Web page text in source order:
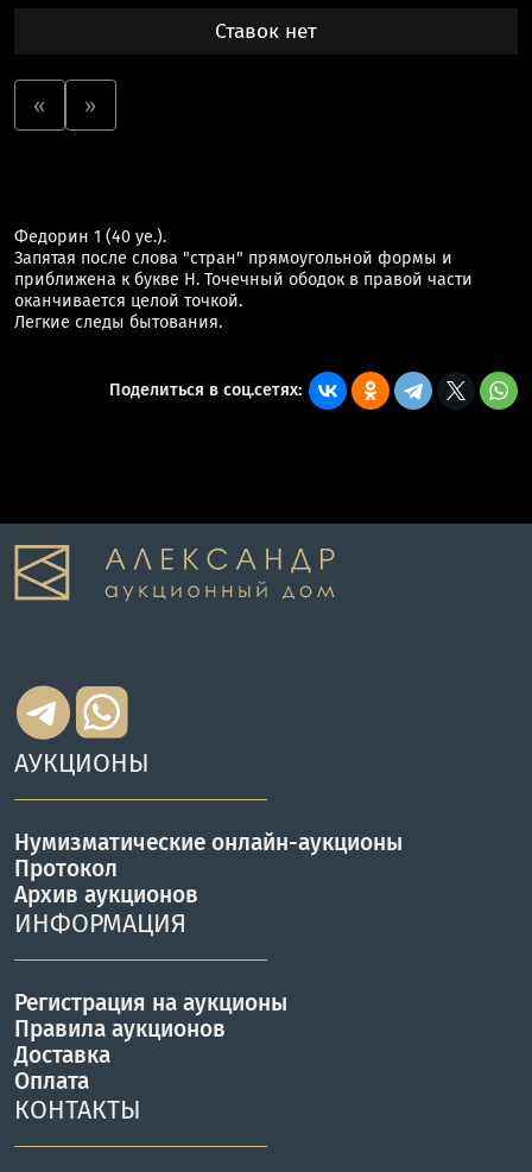
Ставок нет
« »
Федорин 1 (40 уе.).
Запятая после слова "стран" прямоугольной формы и
приближена к букве Н. Точечный ободок в правой части
оканчивается целой точкой.
Легкие следы бытования.
Поделиться в соц.сетях:
АУКЦИОНЫ
Нумизматические онлайн-аукционы
Протокол
Архив аукционов
ИНФОРМАЦИЯ
Регистрация на аукционы
Правила аукционов
Доставка
Оплата
КОНТАКТЫ